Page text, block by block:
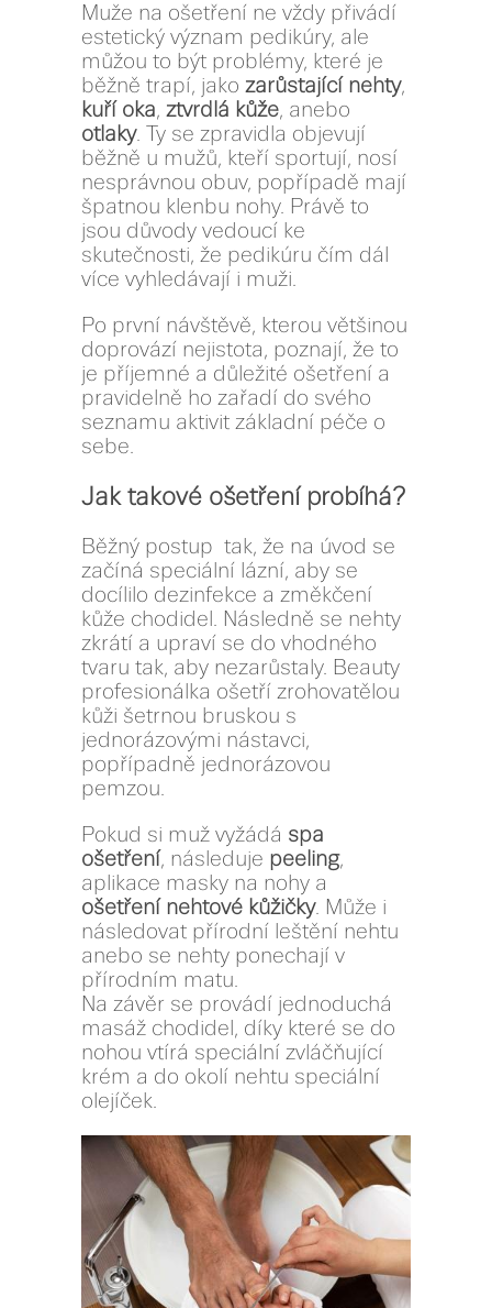
Muže na ošetření ne vždy přivádí
estetický význam pedikúry, ale
můžou to být problémy, které je
běžně trapí, jako zarůstající nehty,
kuří oka, ztvrdlá kůže, anebo
otlaky. Ty se zpravidla objevují
běžně u mužů, kteří sportují, nosí
nesprávnou obuv, popřípadě mají
špatnou klenbu nohy. Právě to
jsou důvody vedoucí ke
skutečnosti, že pedikúru čím dál
více vyhledávají i muži.
Po první návštěvě, kterou většinou
doprovází nejistota, poznají, že to
je příjemné a důležité ošetření a
pravidelně ho zařadí do svého
seznamu aktivit základní péče o
sebe.
Jak takové ošetření probíhá?
Běžný postup tak, že na úvod se
začíná speciální lázní, aby se
docílilo dezinfekce a změkčení
kůže chodidel. Následně se nehty
zkrátí a upraví se do vhodného
tvaru tak, aby nezarůstaly. Beauty
profesionálka ošetří zrohovatělou
kůži šetrnou bruskou s
jednorázovými nástavci,
popřípadně jednorázovou
pemzou.
Pokud si muž vyžádá spa
ošetření, následuje peeling,
aplikace masky na nohy a
ošetření nehtové kůžičky. Může i
následovat přírodní leštění nehtu
anebo se nehty ponechají v
přírodním matu.
Na závěr se provádí jednoduchá
masáž chodidel, díky které se do
nohou vtírá speciální zvláčňující
krém a do okolí nehtu speciální
olejíček.